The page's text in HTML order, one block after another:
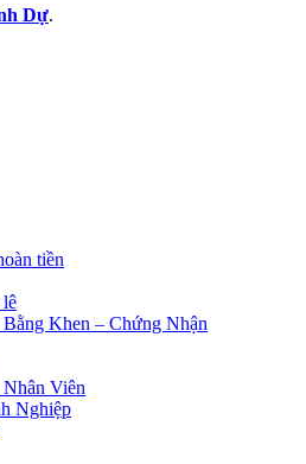
Dự.
tiền
lê
Khen – Chứng Nhận
Viên
Nghiệp